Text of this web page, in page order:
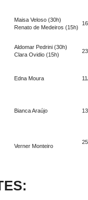
Maisa Veloso (30h)
Renato de Medeiros (15h)
Aldomar Pedrini (30h)
Clara Ovidio (15h)
Edna Moura
Bianca Araújo
Verner Monteiro